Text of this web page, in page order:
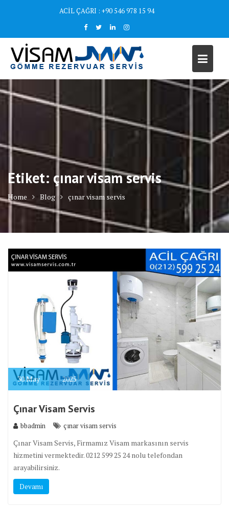
ACİL ÇAĞRI : +90 546 978 15 94
Etiket: çınar visam servis
Home Blog çınar visam servis
30May 2025
Çınar Visam Servis
bbadmin çınar visam servis
Çınar Visam Servis, Firmamız Visam markasının servis
hizmetini vermektedir. 0212 599 25 24 nolu telefondan
arayabilirsiniz.
Devamı